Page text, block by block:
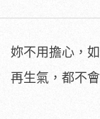
妳不用擔心，
再生氣，都不